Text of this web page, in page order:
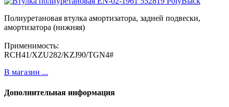
Полиуретановая втулка амортизатора, задней подвески,
амортизатора (нижняя)
Применимость:
RCH41/XZU282/KZJ90/TGN4#
В магазин ...
Дополнительная информация